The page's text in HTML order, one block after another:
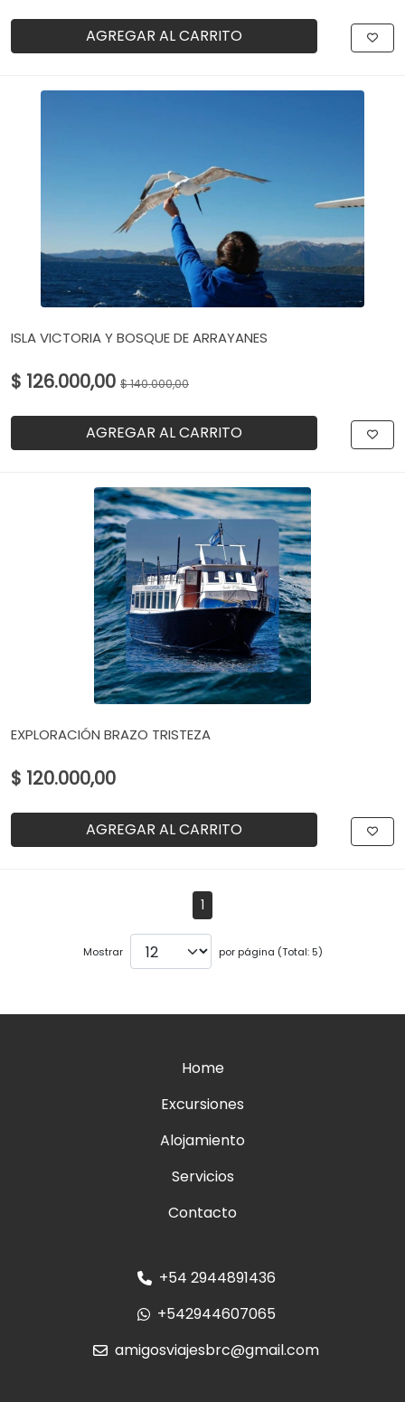
AGREGAR AL CARRITO
ISLA VICTORIA Y BOSQUE DE ARRAYANES
$ 126.000,00 $ 140.000,00
AGREGAR AL CARRITO
EXPLORACIÓN BRAZO TRISTEZA
$ 120.000,00
AGREGAR AL CARRITO
1
Mostrar por página (Total: 5)
Home
Excursiones
Alojamiento
Servicios
Contacto
+54 2944891436
+542944607065
amigosviajesbrc@gmail.com